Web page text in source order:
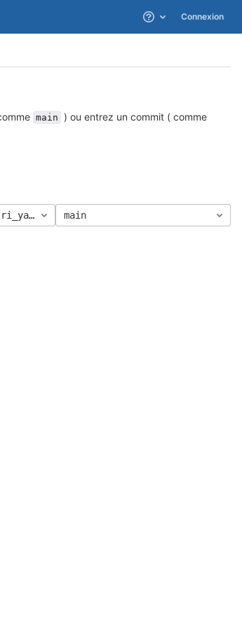
Aide Connexion
main ) ou entrez un commit ( comme
ri_yacine-belmokhtar
main